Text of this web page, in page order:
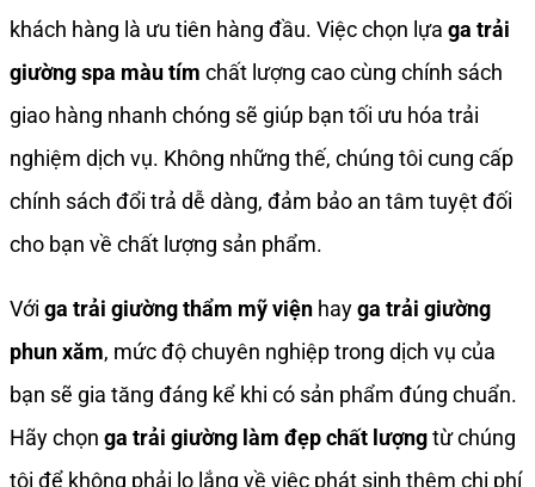
khách hàng là ưu tiên hàng đầu. Việc chọn lựa ga trải
giường spa màu tím chất lượng cao cùng chính sách
giao hàng nhanh chóng sẽ giúp bạn tối ưu hóa trải
nghiệm dịch vụ. Không những thế, chúng tôi cung cấp
chính sách đổi trả dễ dàng, đảm bảo an tâm tuyệt đối
cho bạn về chất lượng sản phẩm.
Với ga trải giường thẩm mỹ viện hayga trải giường
phun xăm, mức độ chuyên nghiệp trong dịch vụ của
bạn sẽ gia tăng đáng kể khi có sản phẩm đúng chuẩn.
Hãy chọn ga trải giường làm đẹp chất lượngtừ chúng
tôi để không phải lo lắng về việc phát sinh thêm chi phí